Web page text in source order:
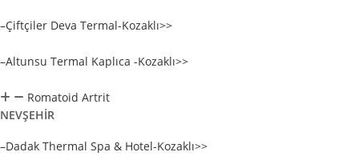
–Çiftçiler Deva Termal-Kozaklı>>
–Altunsu Termal Kaplıca -Kozaklı>>
Romatoid Artrit
NEVŞEHİR
–Dadak Thermal Spa & Hotel-Kozaklı>>